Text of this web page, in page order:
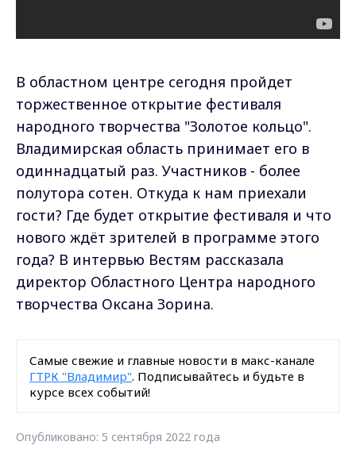
В областном центре сегодня пройдет
торжественное открытие фестиваля
народного творчества "Золотое кольцо".
Владимирская область принимает его в
одиннадцатый раз. Участников - более
полутора сотен. Откуда к нам приехали
гости? Где будет открытие фестиваля и что
нового ждёт зрителей в программе этого
года? В интервью Вестям рассказала
директор Областного Центра народного
творчества Оксана Зорина.
Самые свежие и главные новости в макс-канале
ГТРК "Владимир". Подписывайтесь и будьте в
курсе всех событий!
Опубликовано: 5 сентября 2022 года